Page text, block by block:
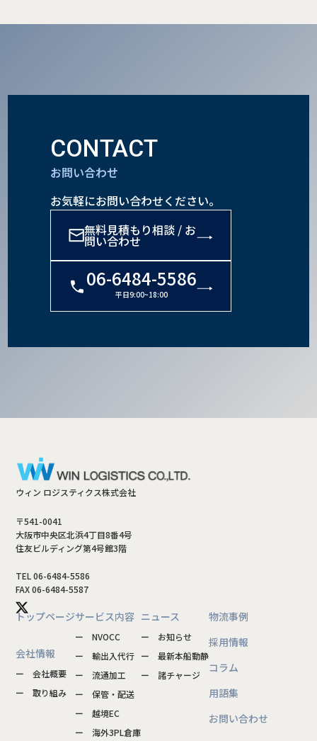
CONTACT
お問い合わせ
お気軽にお問い合わせください。
無料見積もり相談 / お
問い合わせ
06-6484-5586
平日9:00~18:00
ウィン ロジスティクス株式会社
〒541-0041
大阪市中央区北浜4丁目8番4号
住友ビルディング第4号館3階
TEL 06-6484-5586
FAX 06-6484-5587
トップページ
会社情報
ー 会社概要
ー 取り組み
サービス内容
ー NVOCC
ー 輸出入代行
ー 流通加工
ー 保管・配送
ー 越境EC
ー 海外3PL倉庫
ニュース
ー お知らせ
ー 最新本船動静
ー 諸チャージ
物流事例
採用情報
コラム
用語集
お問い合わせ